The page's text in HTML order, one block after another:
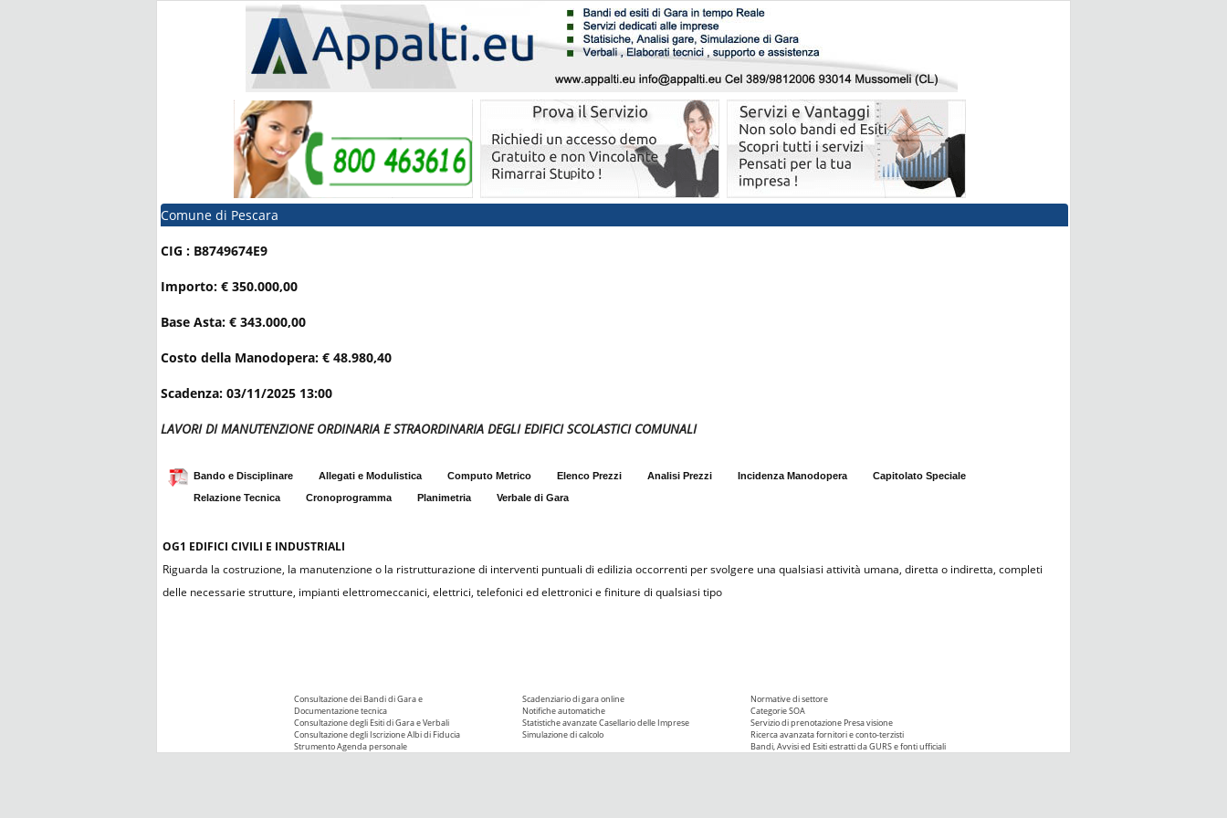
Comune di Pescara
CIG : B8749674E9
Importo: € 350.000,00
Base Asta: € 343.000,00
Costo della Manodopera: € 48.980,40
Scadenza: 03/11/2025 13:00
LAVORI DI MANUTENZIONE ORDINARIA E STRAORDINARIA DEGLI EDIFICI SCOLASTICI COMUNALI
Bando e Disciplinare Allegati e Modulistica Computo Metrico Elenco Prezzi Analisi Prezzi Incidenza Manodopera
Capitolato Speciale
Relazione Tecnica
Cronoprogramma Planimetria Verbale di Gara
OG1 EDIFICI CIVILI E INDUSTRIALI
Riguarda la costruzione, la manutenzione o la ristrutturazione di interventi puntuali di edilizia occorrenti per svolgere una qualsiasi attività umana, diretta o indiretta, completi
delle necessarie strutture, impianti elettromeccanici, elettrici, telefonici ed elettronici e finiture di qualsiasi tipo
Consultazione dei Bandi di Gara e
Documentazione tecnica
Consultazione degli Esiti di Gara e Verbali
Consultazione degli Iscrizione Albi di Fiducia
Strumento Agenda personale
Scadenziario di gara online
Notifiche automatiche
Statistiche avanzateCasellario delle Imprese
Simulazione di calcolo
Normative di settore
Categorie SOA
Servizio di prenotazione Presa visione
Ricerca avanzata fornitori e conto-terzisti
Bandi, Avvisi ed Esiti estratti da GURS e fonti ufficiali